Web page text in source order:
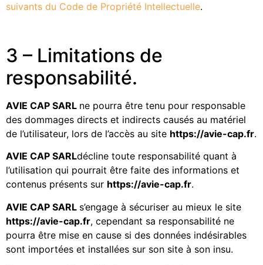
suivants du Code de Propriété Intellectuelle.
3 – Limitations de
responsabilité.
AVIE CAP SARL ne pourra être tenu pour responsable
des dommages directs et indirects causés au matériel
de l’utilisateur, lors de l’accès au site https://avie-cap.fr.
AVIE CAP SARLdécline toute responsabilité quant à
l’utilisation qui pourrait être faite des informations et
contenus présents sur https://avie-cap.fr.
AVIE CAP SARL s’engage à sécuriser au mieux le site
https://avie-cap.fr, cependant sa responsabilité ne
pourra être mise en cause si des données indésirables
sont importées et installées sur son site à son insu.